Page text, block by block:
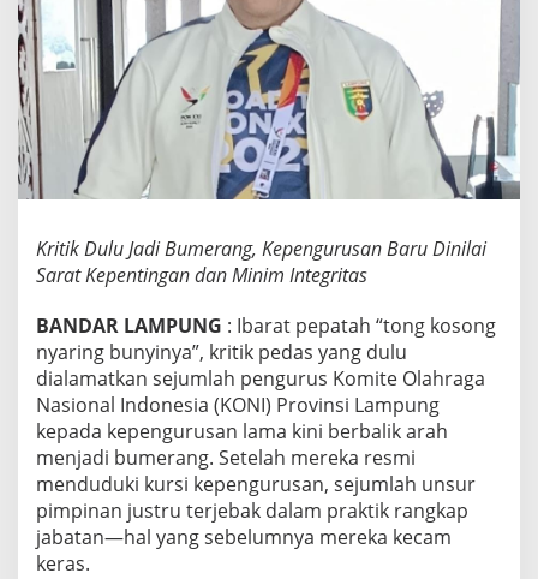
k
i
n
G
e
g
e
r
,
N
I
a
m
p
u
n
g
D
t
u
d
Kritik Dulu Jadi Bumerang, Kepengurusan Baru Dinilai
Sarat Kepentingan dan Minim Integritas
BANDAR LAMPUNG : Ibarat pepatah “tong kosong
nyaring bunyinya”, kritik pedas yang dulu
dialamatkan sejumlah pengurus Komite Olahraga
Nasional Indonesia (KONI) Provinsi Lampung
kepada kepengurusan lama kini berbalik arah
menjadi bumerang. Setelah mereka resmi
menduduki kursi kepengurusan, sejumlah unsur
pimpinan justru terjebak dalam praktik rangkap
jabatan—hal yang sebelumnya mereka kecam
keras.